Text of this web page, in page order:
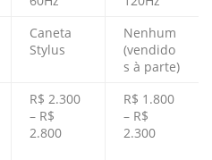
Caneta
Stylus
Nenhum
(vendido
s à parte)
R$ 2.300
– R$
2.800
R$ 1.800
– R$
2.300